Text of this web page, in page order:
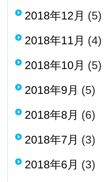
2018年12月 (5)
2018年11月 (4)
2018年10月 (5)
2018年9月 (5)
2018年8月 (6)
2018年7月 (3)
2018年6月 (3)